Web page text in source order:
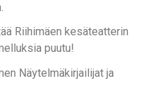
Riihimäen kesäteatterin
puutu!
Näytelmäkirjailijat ja